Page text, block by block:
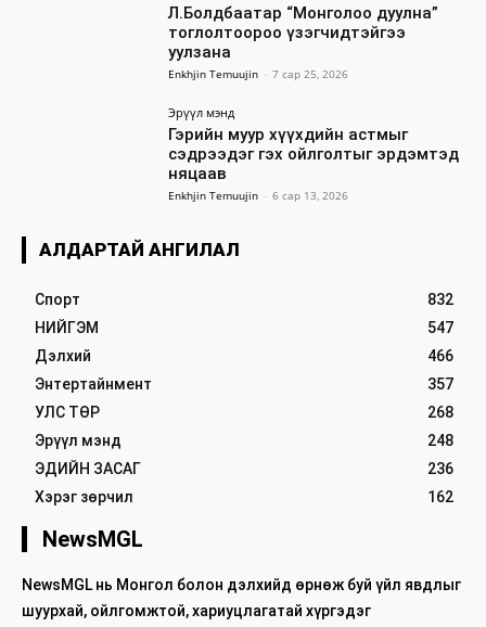
Л.Болдбаатар “Монголоо дуулна”
тоглолтоороо үзэгчидтэйгээ
уулзана
Enkhjin Temuujin - 7 сар 25, 2026
Эрүүл мэнд
Гэрийн муур хүүхдийн астмыг
сэдрээдэг гэх ойлголтыг эрдэмтэд
няцаав
Enkhjin Temuujin - 6 сар 13, 2026
АЛДАРТАЙ АНГИЛАЛ
Спорт
832
НИЙГЭМ
547
Дэлхий
466
Энтертайнмент
357
УЛС ТӨР
268
Эрүүл мэнд
248
ЭДИЙН ЗАСАГ
236
Хэрэг зөрчил
162
NewsMGL
NewsMGL нь Монгол болон дэлхийд өрнөж буй үйл явдлыг
шуурхай, ойлгомжтой, хариуцлагатай хүргэдэг